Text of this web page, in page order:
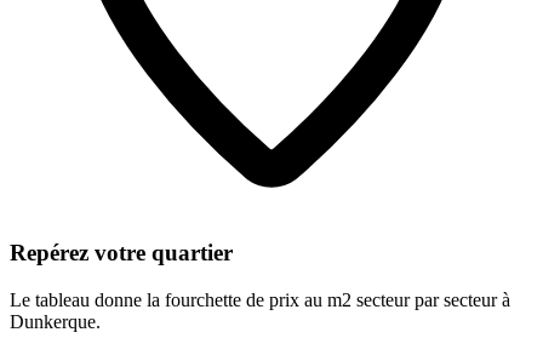
Repérez votre quartier
Le tableau donne la fourchette de prix au m2 secteur par secteur à
Dunkerque.